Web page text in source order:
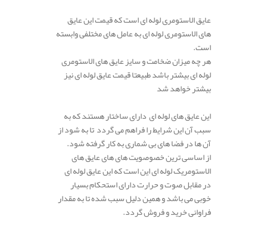
عایق الاستومری لوله ای است که قیمت این عایق
های الاستومری لوله ای به عامل های مختلفی وابسته
است.
هر چه میزان ضخامت و سایز عایق های الاستومری
لوله ای بیشتر باشد طبیعتا قیمت عایق لوله ای نیز
بیشتر خواهد شد
این عایق های لوله ای دارای ساختار هستند که به
سبب آن این شرایط را فراهم می گردد تا به شود از
آن ها در فضا های بی شماری به کار گرفته شود.
از اساسی ترین خصوصویت های های عایق های
الاستومریک لوله ای این است که این عایق لوله ای
در مقابل صوت و حرارت دارای استحکام بسیار
خوبی می باشد و همین دلیل سبب شده تا به مقدار
فراوانی خرید و فروش گردد.